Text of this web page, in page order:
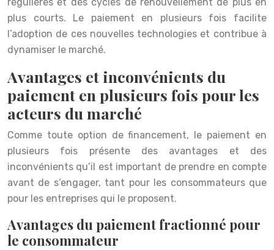
plus courts. Le paiement en plusieurs fois facilite
l’adoption de ces nouvelles technologies et contribue à
dynamiser le marché.
Avantages et inconvénients du
paiement en plusieurs fois pour les
acteurs du marché
Comme toute option de financement, le paiement en
plusieurs fois présente des avantages et des
inconvénients qu’il est important de prendre en compte
avant de s’engager, tant pour les consommateurs que
pour les entreprises qui le proposent.
Avantages du paiement fractionné pour
le consommateur